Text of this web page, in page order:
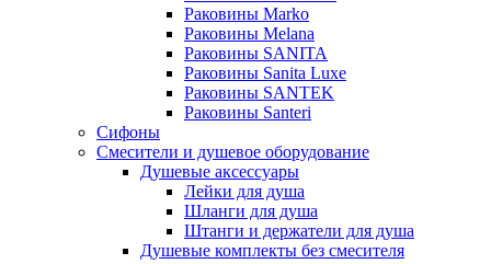
Раковины Marko
Раковины Melana
Раковины SANITA
Раковины Sanita Luxe
Раковины SANTEK
Раковины Santeri
Сифоны
Смесители и душевое оборудование
Душевые аксессуары
Лейки для душа
Шланги для душа
Штанги и держатели для душа
Душевые комплекты без смесителя